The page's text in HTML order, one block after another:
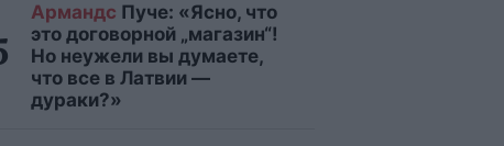
Армандс Пуче: «Ясно, что
это договорной „магазин“!
Но неужели вы думаете,
что все в Латвии —
дураки?»